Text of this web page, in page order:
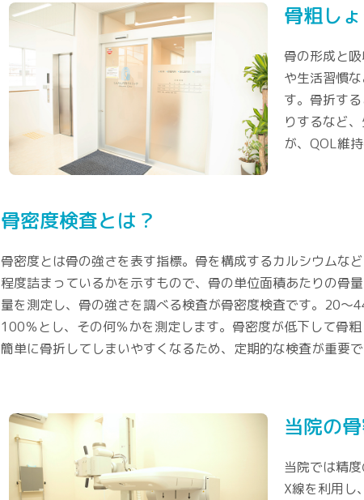
骨粗し
骨の形成と
や生活習慣
す。骨折す
りするなど
が、QOL維
骨密度検査とは？
骨密度とは骨の強さを表す指標。骨を構成するカルシウムな
程度詰まっているかを示すもので、骨の単位面積あたりの骨
量を測定し、骨の強さを調べる検査が骨密度検査です。20～
100％とし、その何％かを測定します。骨密度が低下して骨粗
簡単に骨折してしまいやすくなるため、定期的な検査が重要で
当院の
当院では精
X線を利用し